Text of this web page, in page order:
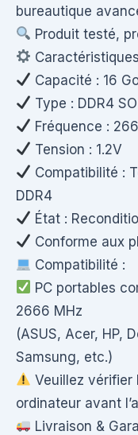
78,95
bureautique
Produit testé,
Capacité : 16
Type : DDR4
Fréquence :
Tension : 1.2V
Compatibilité :
DDR4
État :
Conforme aux
Compatibilité :
PC portables
2666 MHz
(ASUS, Acer, HP,
Samsung, etc.)
Veuillez
ordinateur avant
Livraison &